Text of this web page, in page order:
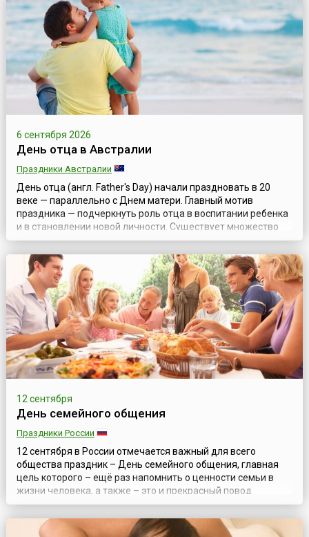
на скамейке, а кто и на порожке. Обычная...
6 сентября 2026
День отца в Австралии
Праздники Австралии
День отца (англ. Father's Day) начали праздновать в 20
веке — параллельно с Днем матери. Главный мотив
праздника — подчеркнуть роль отца в воспитании ребенка
и в становлении новой личности. Существует множество
теорий появления этого праздника. Самая
распространенная — идея празднования принадлежит
американке Соноре Смарт Додд (англ. Sonora Louise Smart
Dodd), чей отец, ветеран Гражданской вой...
12 сентября
День семейного общения
Праздники России
12 сентября в России отмечается важный для всего
общества праздник – День семейного общения, главная
цель которого – ещё раз напомнить о ценности семьи в
жизни человека, а также – это и прекрасный повод
провести время вместе с родными людьми. Родиной
праздника является один из российских регионов –
Ульяновская область, где инициаторами учреждения